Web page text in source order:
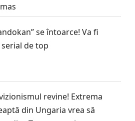
se întoarce! Va fi
de top
revine! Extrema
din Ungaria vrea să